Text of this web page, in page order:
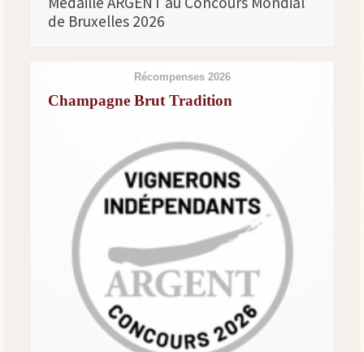
de Bruxelles 2026
Récompenses 2026
Champagne Brut Tradition